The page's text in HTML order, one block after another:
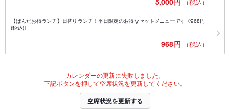
（税込）
【ぱんだお得ランチ】日替りランチ！平日限定のお得なセットメニューです《968円
(税込)》
968円 （税込）
カレンダーの更新に失敗しました。
下記ボタンを押して空席状況を更新してください。
空席状況を更新する